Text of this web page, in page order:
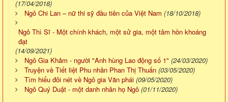
(17/04/2018)
Ngô Chi Lan – nữ thi sỹ đầu tiên của Việt Nam (18/10/2018)
Ngô Thì Sĩ - Một chính khách, một sử gia, một tâm hồn khoáng
đạt
(14/09/2021)
Ngô Gia Khảm - người "Anh hùng Lao động số 1" (24/03/2020)
Truyện về Tiết liệt Phu nhân Phan Thị Thuấn (03/05/2020)
Tìm hiểu đôi nét về Ngô gia Văn phái (09/05/2020)
Ngô Quý Duật - một danh nhân họ Ngô (01/11/2020)